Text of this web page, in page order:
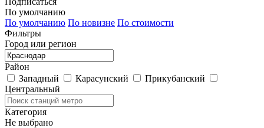
По умолчанию
По умолчанию По новизне По стоимости
Фильтры
Город или регион
Район
Западный
Карасунский
Прикубанский
Центральный
Категория
Не выбрано